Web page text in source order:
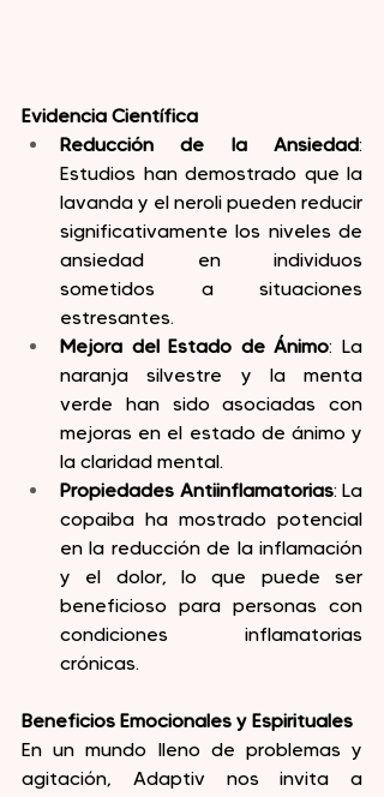
Evidencia Científica
Reducción de la Ansiedad:
Estudios han demostrado que la
lavanda y el neroli pueden reducir
significativamente los niveles de
ansiedad en individuos
sometidos a situaciones
estresantes.
Mejora del Estado de Ánimo: La
naranja silvestre y la menta
verde han sido asociadas con
mejoras en el estado de ánimo y
la claridad mental.
Propiedades Antiinflamatorias: La
copaiba ha mostrado potencial
en la reducción de la inflamación
y el dolor, lo que puede ser
beneficioso para personas con
condiciones inflamatorias
crónicas.
Beneficios Emocionales y Espirituales
En un mundo lleno de problemas y
agitación, Adaptiv nos invita a